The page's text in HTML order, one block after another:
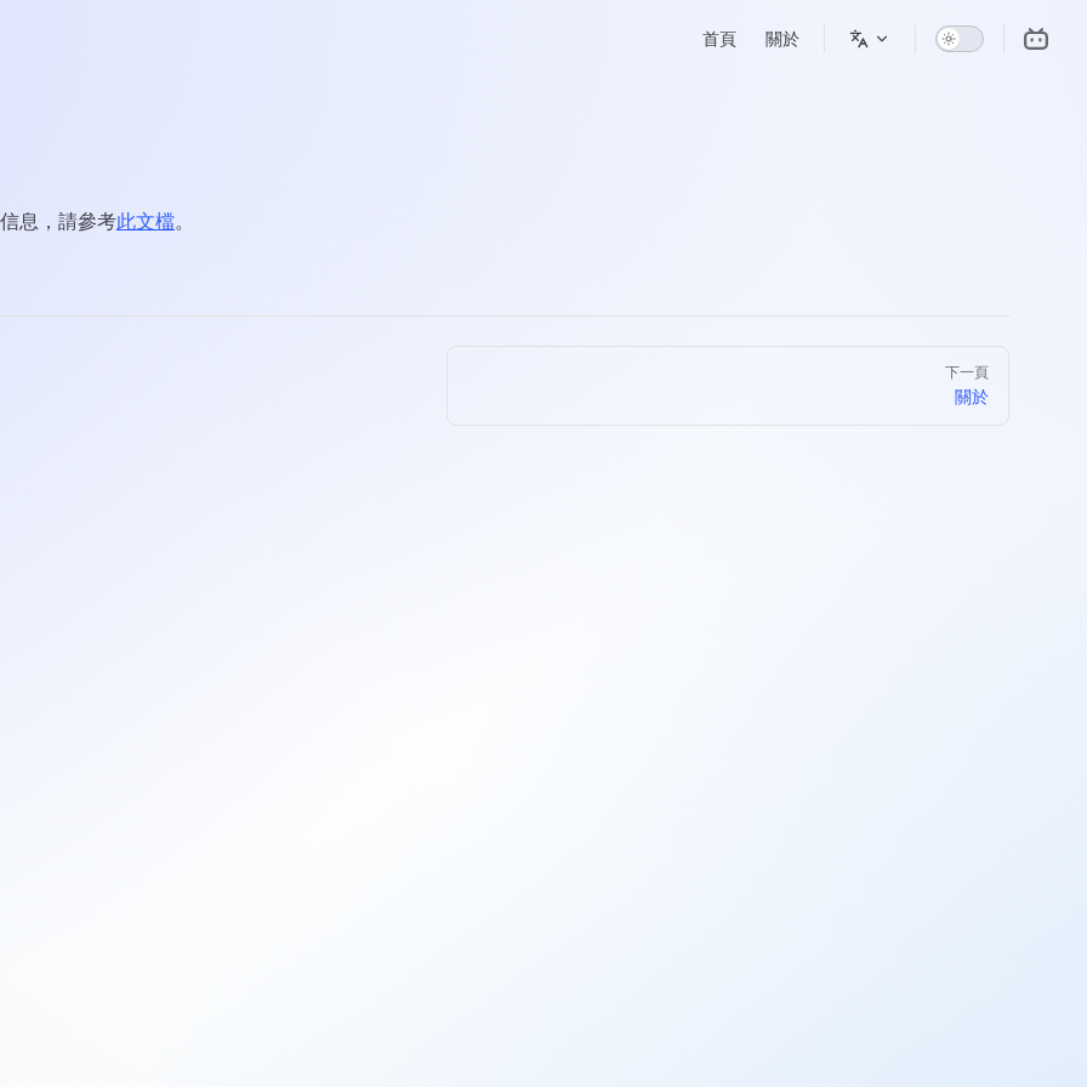
首頁 關於
息，請參考此文檔。
下一頁
關於